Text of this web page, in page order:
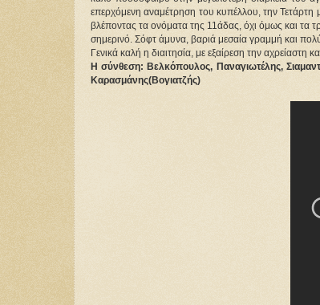
επερχόμενη αναμέτρηση του κυπέλλου, την Τετάρτη
βλέποντας τα ονόματα της 11άδας, όχι όμως και τα
σημερινό. Σόφτ άμυνα, βαριά μεσαία γραμμή και πολύ
Γενικά καλή η διαιτησία, με εξαίρεση την αχρείαστη
Η σύνθεση: Βελκόπουλος, Παναγιωτέλης,
Καρασμάνης(Βογιατζής)